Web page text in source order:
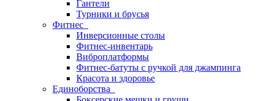
Гантели
Турники и брусья
Фитнес
Инверсионные столы
Фитнес-инвентарь
Виброплатформы
Фитнес-батуты с ручкой для джампинга
Красота и здоровье
Единоборства